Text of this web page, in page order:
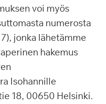
voi myös
numerosta
jonka lähetämme
hakemus
Isohannille
18, 00650 Helsinki.